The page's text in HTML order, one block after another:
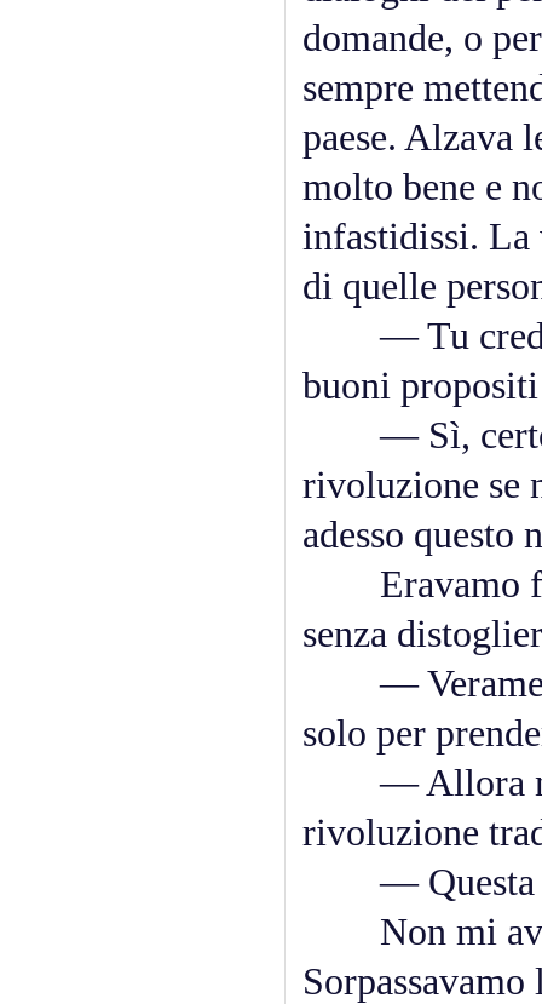
domande, o
sempre
paese. Alzava
molto bene e
infastidissi. La
di quelle
— Tu credi
buoni
— Sì,
rivoluzione se
adesso questo
Eravamo
senza
—
solo per
— Allora
rivoluzione
— Questa
Non mi